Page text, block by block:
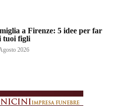
a Firenze: 5 idee per far
tuoi figli
2026